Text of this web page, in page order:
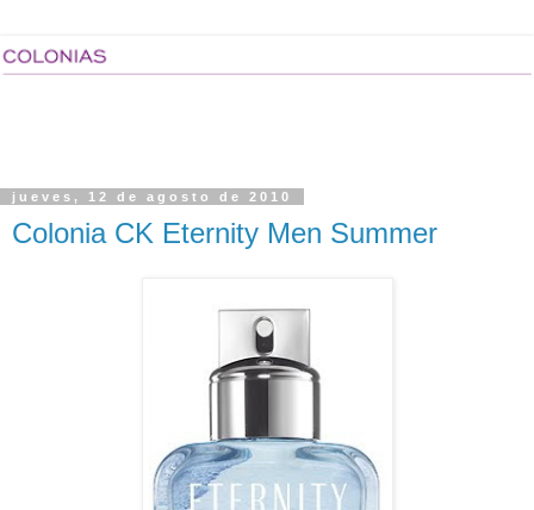
jueves, 12 de agosto de 2010
Colonia CK Eternity Men Summer